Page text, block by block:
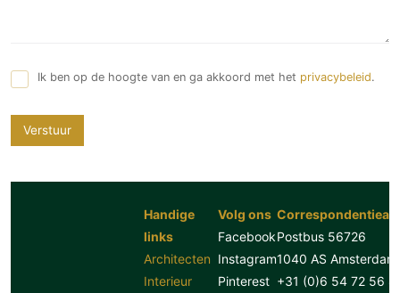
Ik ben op de hoogte van en ga akkoord met het privacybeleid.
Verstuur
Handige
links
Architecten
Interieur
Volg ons
Facebook
Instagram
Pinterest
Postbus 56726
1040 AS Amsterdam
+31 (0)6 54 72 56